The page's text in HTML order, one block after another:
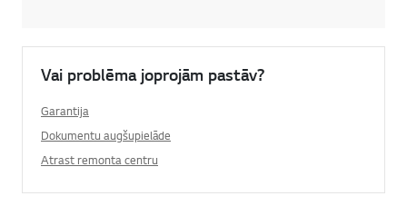
Vai problēma joprojām pastāv?
Garantija
Dokumentu augšupielāde
Atrast remonta centru